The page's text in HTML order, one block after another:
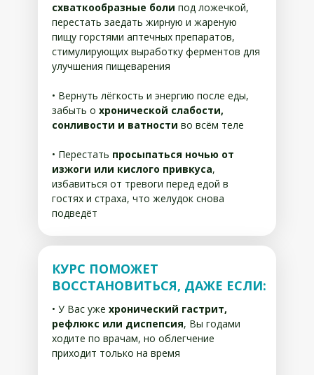
схваткообразные боли под ложечкой,
перестать заедать жирную и жареную
пищу горстями аптечных препаратов,
стимулирующих выработку ферментов для
улучшения пищеварения
• Вернуть лёгкость и энергию после еды,
забыть о хронической слабости,
сонливости и ватности во всём теле
• Перестать просыпаться ночью от
изжоги или кислого привкуса,
избавиться от тревоги перед едой в
гостях и страха, что желудок снова
подведёт
КУРС ПОМОЖЕТ
ВОССТАНОВИТЬСЯ, ДАЖЕ ЕСЛИ:
• У Вас уже хронический гастрит,
рефлюкс или диспепсия, Вы годами
ходите по врачам, но облегчение
приходит только на время